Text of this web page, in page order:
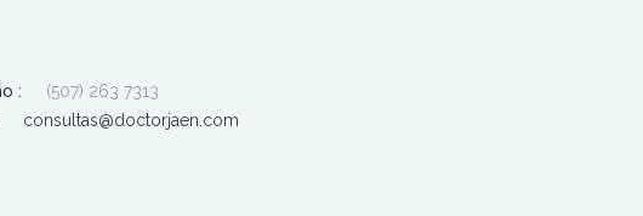
:
(507) 263 7313
consultas@doctorjaen.com